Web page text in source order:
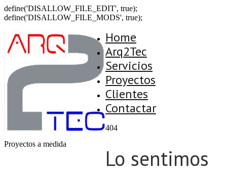
define('DISALLOW_FILE_EDIT', true);
define('DISALLOW_FILE_MODS', true);
Proyectos a medida
Home
Arq2Tec
Servicios
Proyectos
Clientes
Contactar
404
Lo sentimos